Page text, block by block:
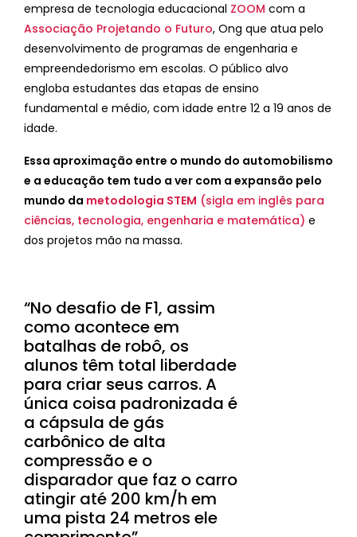
empresa de tecnologia educacional ZOOM com a
Associação Projetando o Futuro, Ong que atua pelo
desenvolvimento de programas de engenharia e
empreendedorismo em escolas. O público alvo
engloba estudantes das etapas de ensino
fundamental e médio, com idade entre 12 a 19 anos de
idade.
Essa aproximação entre o mundo do automobilismo
e a educação tem tudo a ver com a expansão pelo
mundo da metodologia STEM (sigla em inglês para
ciências, tecnologia, engenharia e matemática) e
dos projetos mão na massa.
“No desafio de F1, assim
como acontece em
batalhas de robô, os
alunos têm total liberdade
para criar seus carros. A
única coisa padronizada é
a cápsula de gás
carbônico de alta
compressão e o
disparador que faz o carro
atingir até 200 km/h em
uma pista 24 metros ele